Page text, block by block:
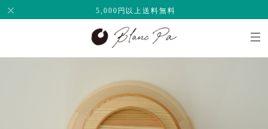
5,000円以上送料無料